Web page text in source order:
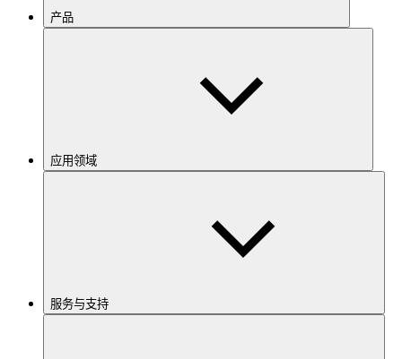
产品
应用领域
服务与支持